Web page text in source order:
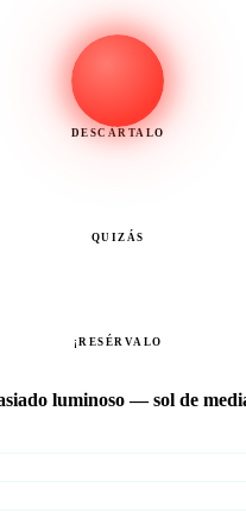
DESCÁRTALO
QUIZÁS
¡RESÉRVALO
luminoso — sol de